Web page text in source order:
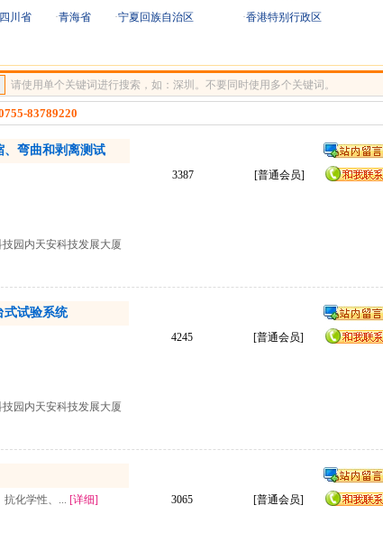
四川省 ·青海省 ·宁夏回族自治区 ·香港特别行政区
请使用单个关键词进行搜索，如：深圳。不要同时使用多个关键词。
83789220
、弯曲和剥离测试
3387
[普通会员]
园内天安科技发展大厦
式试验系统
4245
[普通会员]
园内天安科技发展大厦
抗化学性、... [详细] 3065
[普通会员]